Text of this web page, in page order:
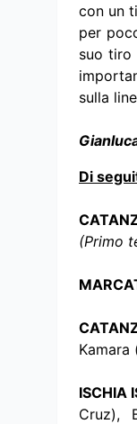
con un
per
suo tiro
sulla
Di
(Primo
Kamara
ISCHIA
Cruz),